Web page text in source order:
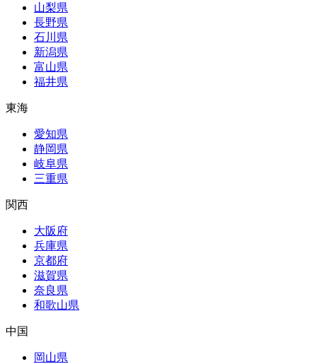
山梨県
長野県
石川県
新潟県
富山県
福井県
東海
愛知県
静岡県
岐阜県
三重県
関西
大阪府
兵庫県
京都府
滋賀県
奈良県
和歌山県
中国
岡山県